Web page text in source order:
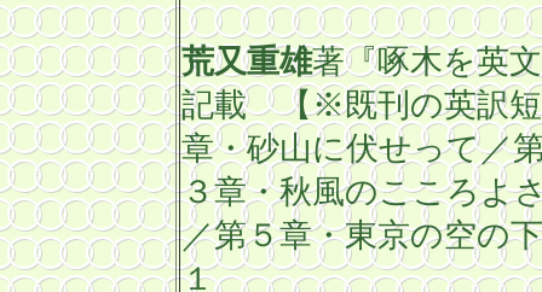
荒又重雄著『啄木を英
記載 【※既刊の英訳短
章・砂山に伏せって／
３章・秋風のこころよ
／第５章・東京の空の
１